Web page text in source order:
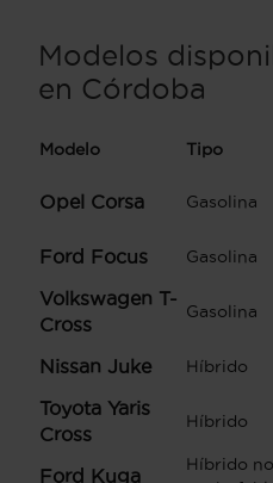
Modelos
en Córdoba
Modelo Tipo
Opel Corsa Gasolina
Ford Focus Gasolina
Volkswagen T-
Cross
Gasolina
Nissan Juke Híbrido
Toyota Yaris
Cross
Híbrido
Ford Kuga
Híbrido no